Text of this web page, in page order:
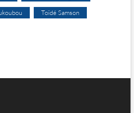
Toïdé Samson